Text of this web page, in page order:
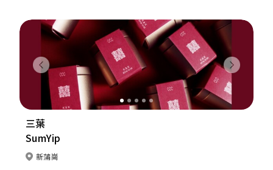
化妝袋/ 小物袋 https://bit.ly/3CdYP6H ❤鎖匙扣
https://bit.ly/3zdYlvl
Previous Next
三葉
SumYip
新蒲崗